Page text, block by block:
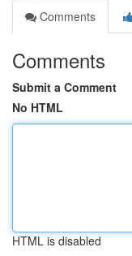
Comments
Comments
Submit a Comment
No HTML
HTML is disabled